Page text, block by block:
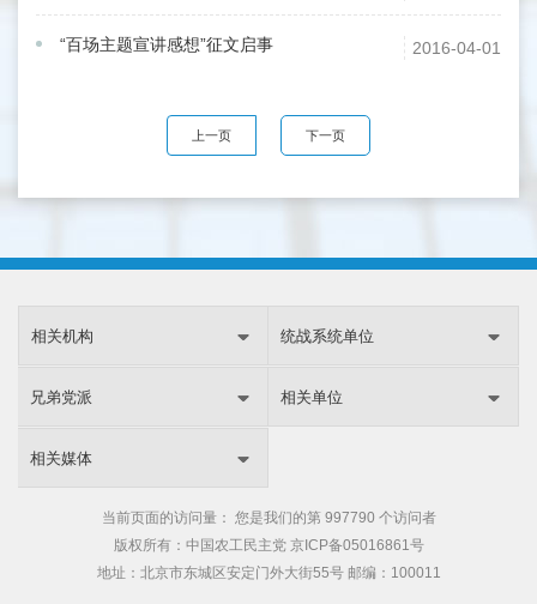
2016-04-01
“百场主题宣讲感想”征文启事
上一页 下一页
相关机构 统战系统单位
兄弟党派 相关单位
相关媒体
当前页面的访问量： 您是我们的第 997790 个访问者
版权所有：中国农工民主党 京ICP备05016861号
地址：北京市东城区安定门外大街55号 邮编：100011